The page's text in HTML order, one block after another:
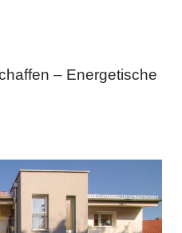
– Energetische